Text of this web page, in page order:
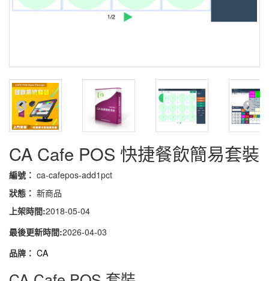
CA Cafe POS 快捷餐飲簡易套裝
編號： ca-cafepos-add1pct
狀態： 新商品
上架時間:2018-05-04
最後更新時間:2026-04-03
品牌： CA